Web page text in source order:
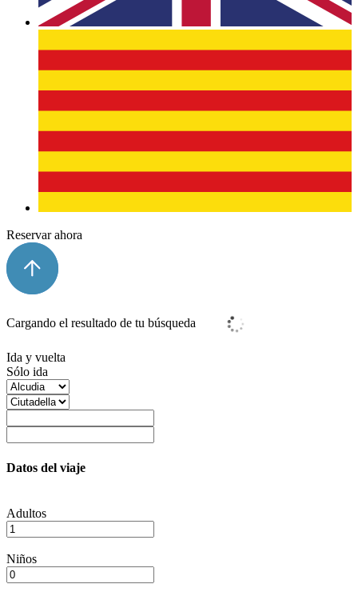
Reservar ahora
Cargando el resultado de tu búsqueda
Ida y vuelta
Sólo ida
Datos del viaje
Adultos
Niños